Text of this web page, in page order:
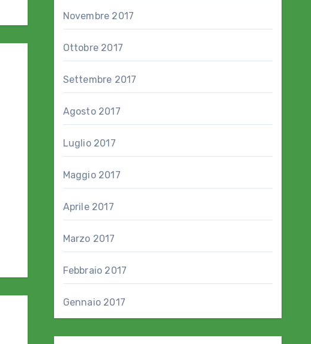
Novembre 2017
Ottobre 2017
Settembre 2017
Agosto 2017
Luglio 2017
Maggio 2017
Aprile 2017
Marzo 2017
Febbraio 2017
Gennaio 2017